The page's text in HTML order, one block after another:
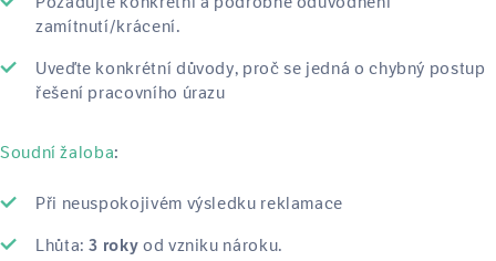
zamítnutí/krácení.
Uveďte konkrétní důvody, proč se jedná o chybný postup
řešení pracovního úrazu
Soudní žaloba:
Při neuspokojivém výsledku reklamace
Lhůta:3 roky od vzniku nároku.